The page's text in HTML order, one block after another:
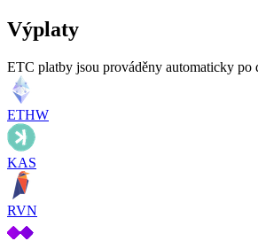
Výplaty
ETC platby jsou prováděny automaticky po
ETHW
KAS
RVN